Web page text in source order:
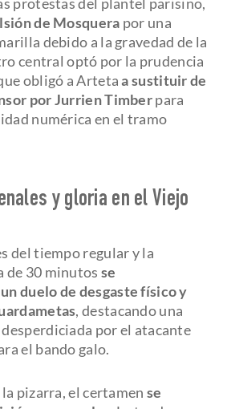
de Mosquera por una
debido a la gravedad de la
central optó por la prudencia
obligó a Artetaa sustituir de
por Jurrien Timberpara
numérica en el tramo
y gloria en el Viejo
del tiempo regular y la
30 minutos se
duelo de desgaste físico y
, destacando una
por el atacante
el bando galo.
pizarra, el certamen se